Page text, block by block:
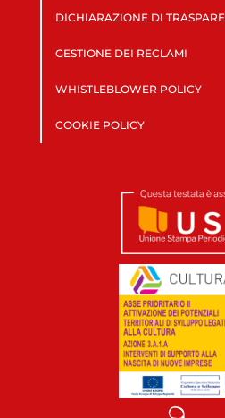
DICHIARAZIONE DI
GESTIONE DEI RECLAMI
WHISTLEBLOWER POLICY
COOKIE POLICY